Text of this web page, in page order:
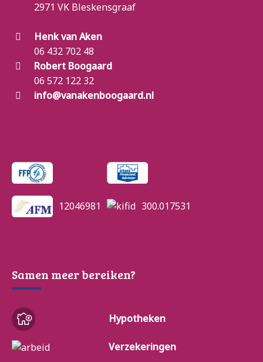
2971 VK Bleskensgraaf
Henk van Aken
06 432 702 48
Robert Boogaard
06 572 122 32
info@vanakenboogaard.nl
12046981 300.017531
Samen meer bereiken?
Hypotheken
Verzekeringen